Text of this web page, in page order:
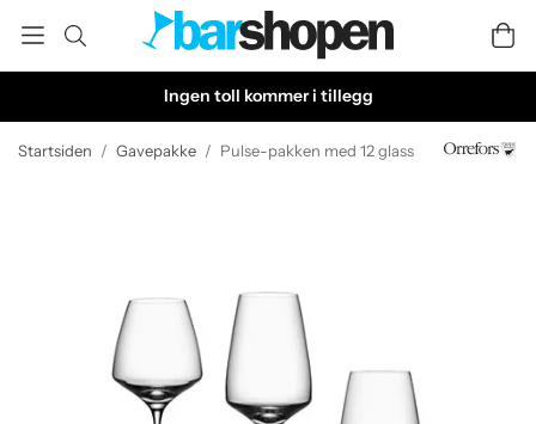
Ingen toll kommer i tillegg
Startsiden / Gavepakke / Pulse-pakken med 12 glass